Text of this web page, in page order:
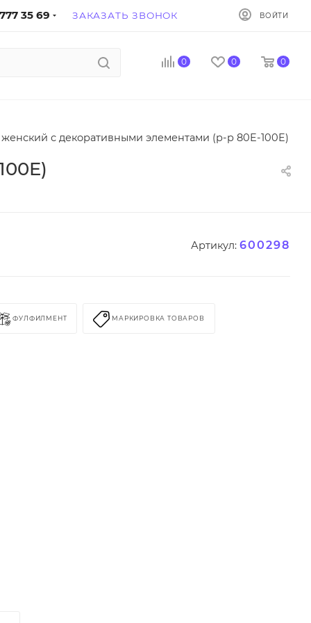
35 69 ЗАКАЗАТЬ ЗВОНОК ВОЙТИ
0 0 0
женский с декоративными элементами (р-р 80E-100E)
Артикул: 600298
ФУЛФИЛМЕНТ МАРКИРОВКА ТОВАРОВ